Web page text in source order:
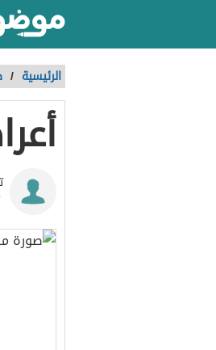
الرئيسية /